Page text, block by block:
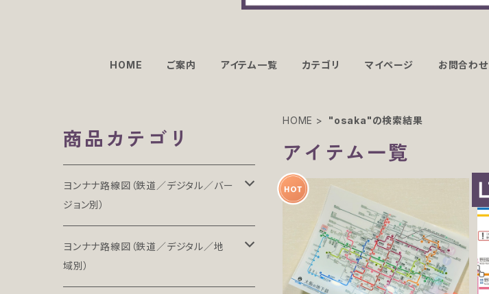
HOME ご案内 アイテム一覧 カテゴリ マイページ お問合わせ
HOME "osaka"の検索結果
アイテム一覧
商品カテゴリ
ヨンナナ路線図（鉄道／デジタル／バー
ジョン別）
LT（ライト）
LT-NC（ライト／ノンクレジット版）
ヨンナナ路線図（鉄道／デジタル／地
域別）